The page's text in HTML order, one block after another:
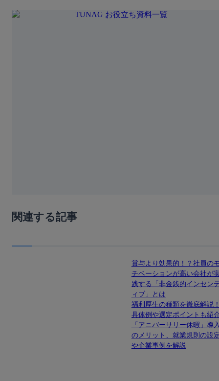
関連する記事
賞与より効果的！？社員の
チベーションが高い会社が
践する「非金銭的インセン
ィブ」とは
福利厚生の種類を徹底解説
具体例や選定ポイントも紹
「アニバーサリー休暇」導
のメリット、就業規則の設
や企業事例を解説